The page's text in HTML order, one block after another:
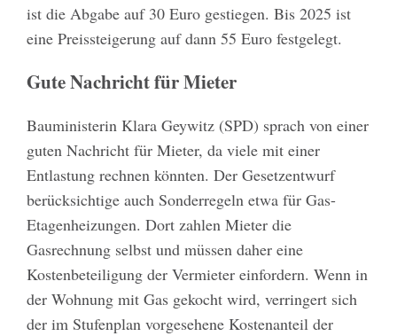
ist die Abgabe auf 30 Euro gestiegen. Bis 2025 ist
eine Preissteigerung auf dann 55 Euro festgelegt.
Gute Nachricht für Mieter
Bauministerin Klara Geywitz (SPD) sprach von einer
guten Nachricht für Mieter, da viele mit einer
Entlastung rechnen könnten. Der Gesetzentwurf
berücksichtige auch Sonderregeln etwa für Gas-
Etagenheizungen. Dort zahlen Mieter die
Gasrechnung selbst und müssen daher eine
Kostenbeteiligung der Vermieter einfordern. Wenn in
der Wohnung mit Gas gekocht wird, verringert sich
der im Stufenplan vorgesehene Kostenanteil der